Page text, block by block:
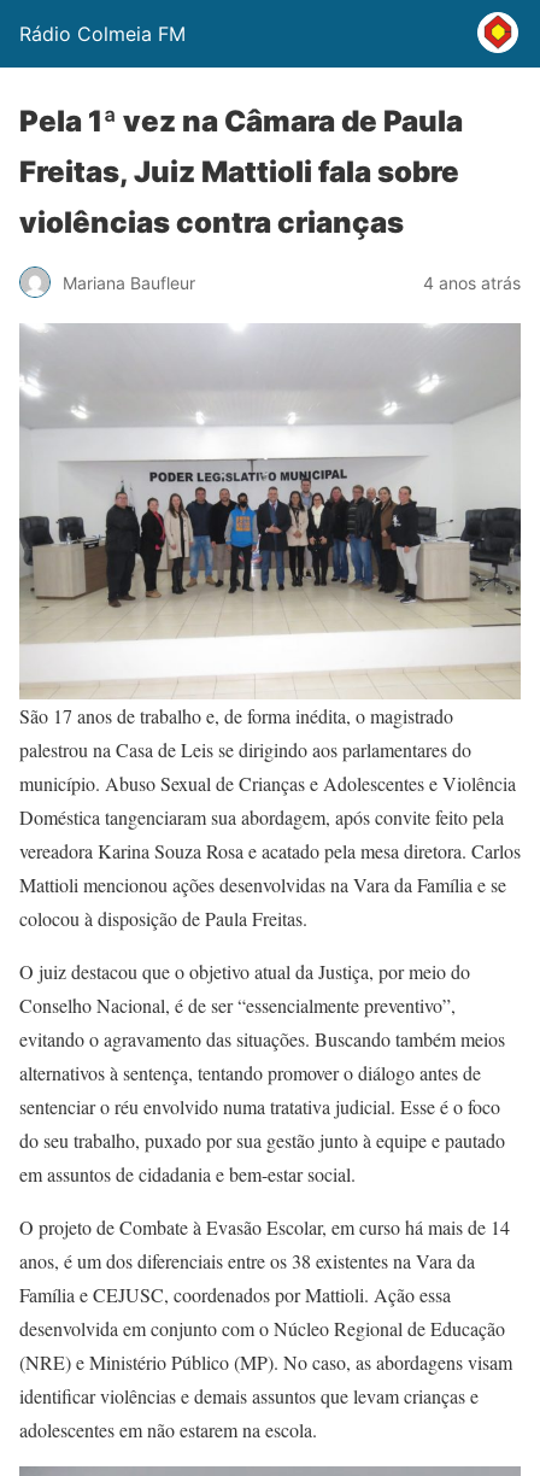
Rádio Colmeia FM
Pela 1ª vez na Câmara de Paula
Freitas, Juiz Mattioli fala sobre
violências contra crianças
Mariana Baufleur 4 anos atrás
São 17 anos de trabalho e, de forma inédita, o magistrado
palestrou na Casa de Leis se dirigindo aos parlamentares do
município. Abuso Sexual de Crianças e Adolescentes e Violência
Doméstica tangenciaram sua abordagem, após convite feito pela
vereadora Karina Souza Rosa e acatado pela mesa diretora. Carlos
Mattioli mencionou ações desenvolvidas na Vara da Família e se
colocou à disposição de Paula Freitas.
O juiz destacou que o objetivo atual da Justiça, por meio do
Conselho Nacional, é de ser “essencialmente preventivo”,
evitando o agravamento das situações. Buscando também meios
alternativos à sentença, tentando promover o diálogo antes de
sentenciar o réu envolvido numa tratativa judicial. Esse é o foco
do seu trabalho, puxado por sua gestão junto à equipe e pautado
em assuntos de cidadania e bem-estar social.
O projeto de Combate à Evasão Escolar, em curso há mais de 14
anos, é um dos diferenciais entre os 38 existentes na Vara da
Família e CEJUSC, coordenados por Mattioli. Ação essa
desenvolvida em conjunto com o Núcleo Regional de Educação
(NRE) e Ministério Público (MP). No caso, as abordagens visam
identificar violências e demais assuntos que levam crianças e
adolescentes em não estarem na escola.